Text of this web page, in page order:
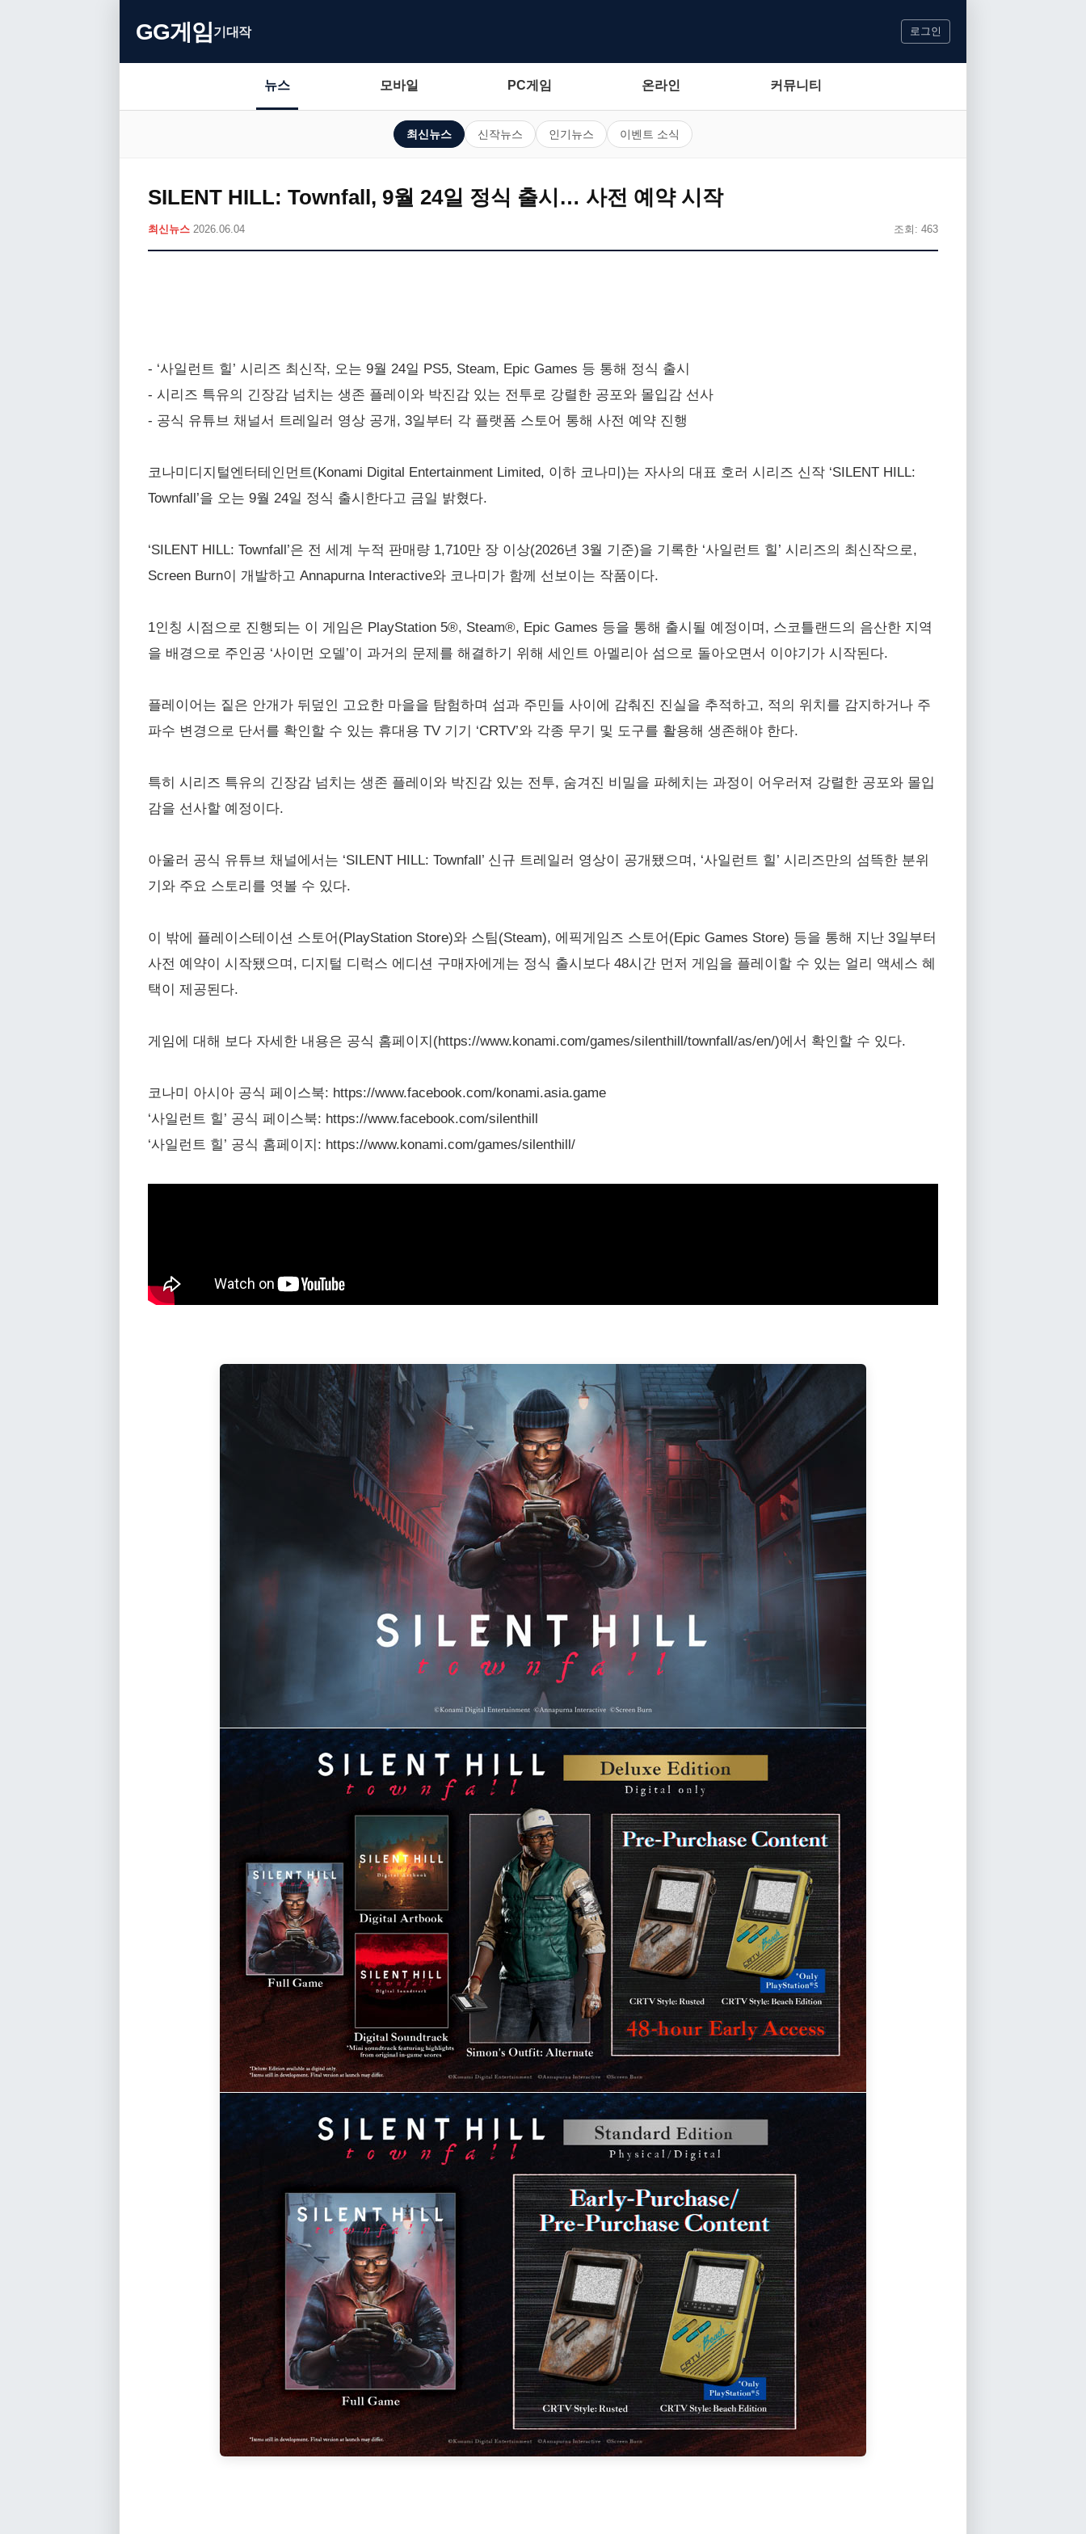
GG게임기대작 로그인
뉴스 모바일 PC게임 온라인 커뮤니티
최신뉴스 신작뉴스 인기뉴스 이벤트 소식
SILENT HILL: Townfall, 9월 24일 정식 출시… 사전 예약 시작
최신뉴스 2026.06.04 조회: 463
- ‘사일런트 힐’ 시리즈 최신작, 오는 9월 24일 PS5, Steam, Epic Games 등 통해 정식 출시
- 시리즈 특유의 긴장감 넘치는 생존 플레이와 박진감 있는 전투로 강렬한 공포와 몰입감 선사
- 공식 유튜브 채널서 트레일러 영상 공개, 3일부터 각 플랫폼 스토어 통해 사전 예약 진행
코나미디지털엔터테인먼트(Konami Digital Entertainment Limited, 이하 코나미)는 자사의 대표 호러 시리즈 신작 ‘SILENT HILL:
Townfall’을 오는 9월 24일 정식 출시한다고 금일 밝혔다.
‘SILENT HILL: Townfall’은 전 세계 누적 판매량 1,710만 장 이상(2026년 3월 기준)을 기록한 ‘사일런트 힐’ 시리즈의 최신작으로,
Screen Burn이 개발하고 Annapurna Interactive와 코나미가 함께 선보이는 작품이다.
1인칭 시점으로 진행되는 이 게임은 PlayStation 5®, Steam®, Epic Games 등을 통해 출시될 예정이며, 스코틀랜드의 음산한 지역
을 배경으로 주인공 ‘사이먼 오델’이 과거의 문제를 해결하기 위해 세인트 아멜리아 섬으로 돌아오면서 이야기가 시작된다.
플레이어는 짙은 안개가 뒤덮인 고요한 마을을 탐험하며 섬과 주민들 사이에 감춰진 진실을 추적하고, 적의 위치를 감지하거나 주
파수 변경으로 단서를 확인할 수 있는 휴대용 TV 기기 ‘CRTV’와 각종 무기 및 도구를 활용해 생존해야 한다.
특히 시리즈 특유의 긴장감 넘치는 생존 플레이와 박진감 있는 전투, 숨겨진 비밀을 파헤치는 과정이 어우러져 강렬한 공포와 몰입
감을 선사할 예정이다.
아울러 공식 유튜브 채널에서는 ‘SILENT HILL: Townfall’ 신규 트레일러 영상이 공개됐으며, ‘사일런트 힐’ 시리즈만의 섬뜩한 분위
기와 주요 스토리를 엿볼 수 있다.
이 밖에 플레이스테이션 스토어(PlayStation Store)와 스팀(Steam), 에픽게임즈 스토어(Epic Games Store) 등을 통해 지난 3일부터
사전 예약이 시작됐으며, 디지털 디럭스 에디션 구매자에게는 정식 출시보다 48시간 먼저 게임을 플레이할 수 있는 얼리 액세스 혜
택이 제공된다.
게임에 대해 보다 자세한 내용은 공식 홈페이지(https://www.konami.com/games/silenthill/townfall/as/en/)에서 확인할 수 있다.
코나미 아시아 공식 페이스북: https://www.facebook.com/konami.asia.game
‘사일런트 힐’ 공식 페이스북: https://www.facebook.com/silenthill
‘사일런트 힐’ 공식 홈페이지: https://www.konami.com/games/silenthill/